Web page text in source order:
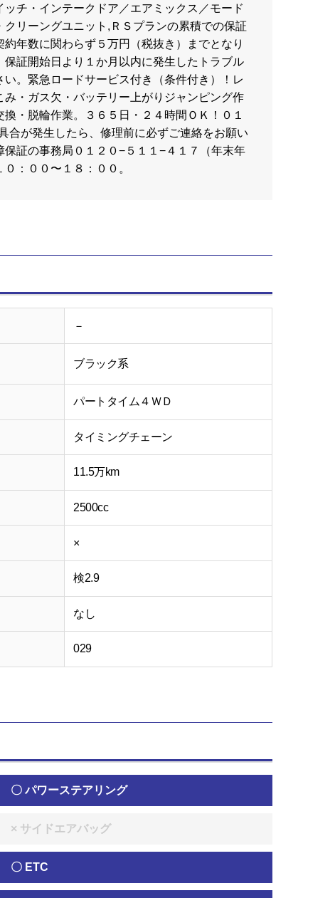
ッチ・インテークドア／エアミックス／モード
クリーングユニット,ＲＳプランの累積での保証
年数に関わらず５万円（税抜き）までとなり
保証開始日より１か月以内に発生したトラブル
い。緊急ロードサービス付き（条件付き）！レ
み・ガス欠・バッテリー上がりジャンピング作
・脱輪作業。３６５日・２４時間ＯＫ！０１
合が発生したら、修理前に必ずご連絡をお願い
保証の事務局０１２０−５１１−４１７（年末年
：００〜１８：００。
－
ブラック系
パートタイム４ＷＤ
タイミングチェーン
11.5万km
2500cc
×
検2.9
なし
029
〇 パワーステアリング
× サイドエアバッグ
〇 ETC